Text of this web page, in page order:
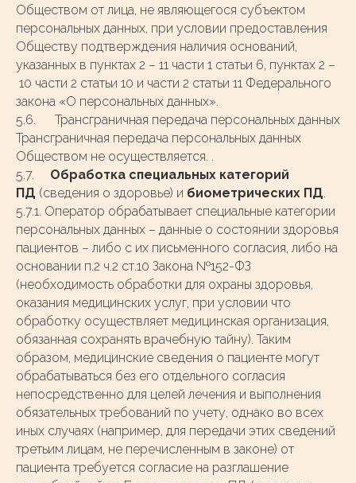
Обществом от лица, не являющегося субъектом
персональных данных, при условии предоставления
Обществу подтверждения наличия оснований,
указанных в пунктах 2 – 11 части 1 статьи 6, пунктах 2 –
10 части 2 статьи 10 и части 2 статьи 11 Федерального
закона «О персональных данных».
5.6. Трансграничная передача персональных данных
Трансграничная передача персональных данных
Обществом не осуществляется. .
5.7. Обработка специальных категорий
ПД (сведения о здоровье) и биометрических ПД.
5.7.1. Оператор обрабатывает специальные категории
персональных данных – данные о состоянии здоровья
пациентов – либо с их письменного согласия, либо на
основании п.2 ч.2 ст.10 Закона №152-ФЗ
(необходимость обработки для охраны здоровья,
оказания медицинских услуг, при условии что
обработку осуществляет медицинская организация,
обязанная сохранять врачебную тайну). Таким
образом, медицинские сведения о пациенте могут
обрабатываться без его отдельного согласия
непосредственно для целей лечения и выполнения
обязательных требований по учету, однако во всех
иных случаях (например, для передачи этих сведений
третьим лицам, не перечисленным в законе) от
пациента требуется согласие на разглашение